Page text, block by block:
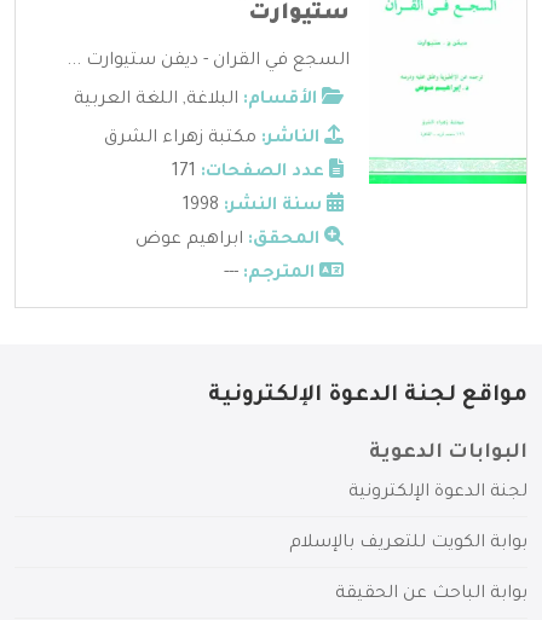
ستيوارت
السجع في القران - ديفن ستيوارت ...
الأقسام: البلاغة, اللغة العربية
الناشر: مكتبة زهراء الشرق
عدد الصفحات:
سنة النشر:
المحقق: ابراهيم عوض
المترجم: ---
مواقع لجنة الدعوة الإلكترونية
البوابات الدعوية
لجنة الدعوة الإلكترونية
بوابة الكويت للتعريف بالإسلام
بوابة الباحث عن الحقيقة